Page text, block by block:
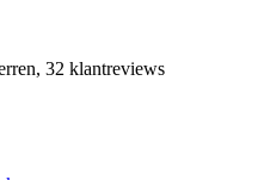
32 klantreviews